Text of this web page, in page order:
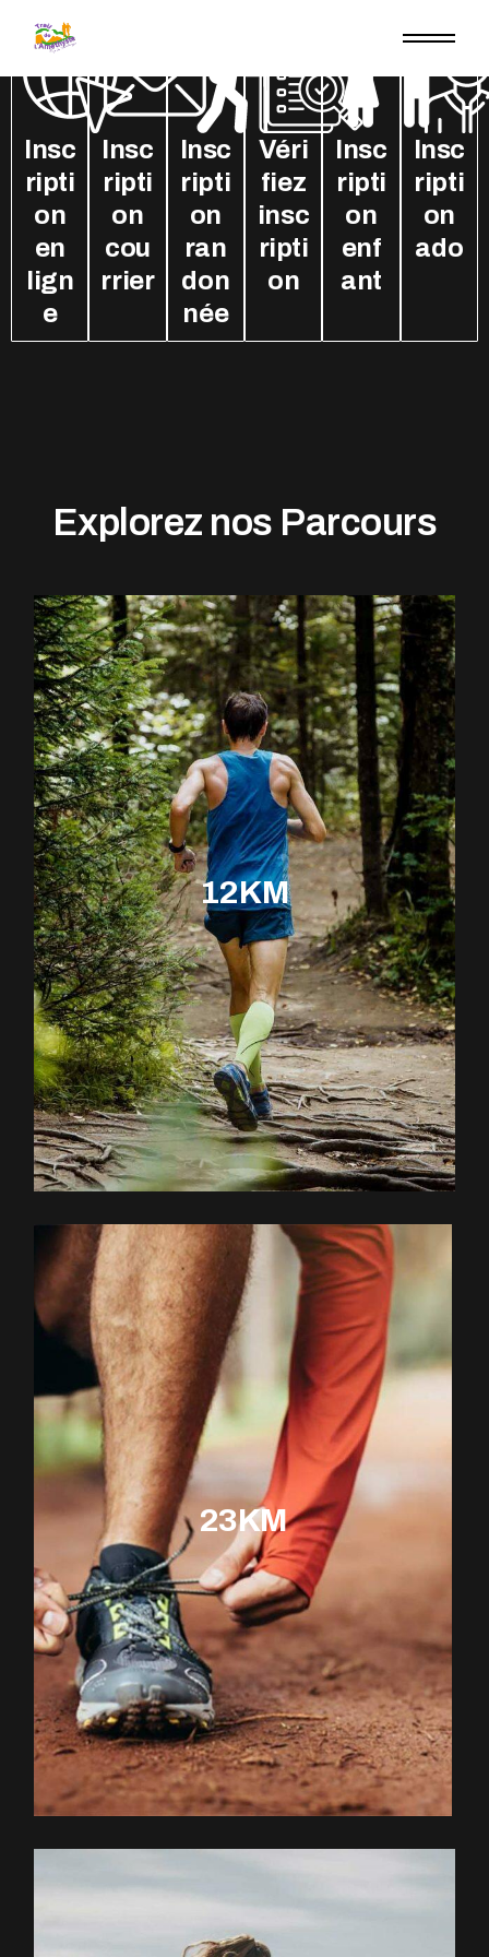
Insc
ripti
on
en
lign
e
Insc
ripti
on
cou
rrier
Insc
ripti
on
ran
don
née
Véri
fiez
insc
ripti
on
Insc
ripti
on
enf
ant
Insc
ripti
on
ado
Explorez nos Parcours
12KM
EXPLOREZ LE PARCOURS
23KM
EXPLOREZ LE PARCOURS